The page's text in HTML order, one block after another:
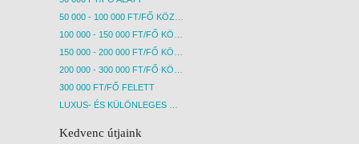
50 000 - 100 000 FT/FŐ KÖZÖTT
100 000 - 150 000 FT/FŐ KÖZÖTT
150 000 - 200 000 FT/FŐ KÖZÖTT
200 000 - 300 000 FT/FŐ KÖZÖTT
300 000 FT/FŐ FELETT
LUXUS- ÉS KÜLÖNLEGES UTAK
Kedvenc útjaink